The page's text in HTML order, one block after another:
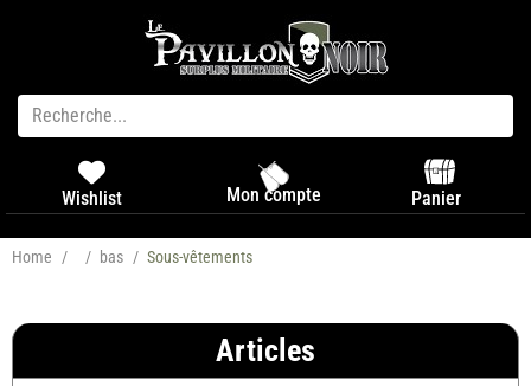
Wishlist Mon compte Panier
Home / / bas / Sous-vêtements
Articles